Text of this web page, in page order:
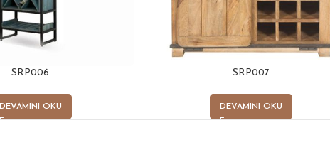
SRP006
DEVAMINI OKU
SRP007
DEVAMINI OKU